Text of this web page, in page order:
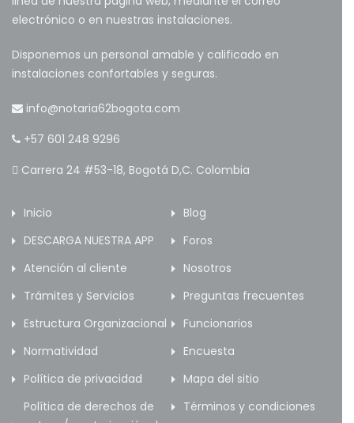
electrónico o en nuestras instalaciones.
Disponemos un personal amable y calificado en
instalaciones confortables y seguras.
info@notaria62bogota.com
+57 601 248 9296
Carrera 24 #53-18, Bogotá D,C. Colombia
Inicio
Blog
DESCARGA NUESTRA APP
Foros
Atención al cliente
Nosotros
Trámites y Servicios
Preguntas frecuentes
Estructura Organizacional
Funcionarios
Normatividad
Encuesta
Política de privacidad
Mapa del sitio
Política de derechos de
Términos y condiciones